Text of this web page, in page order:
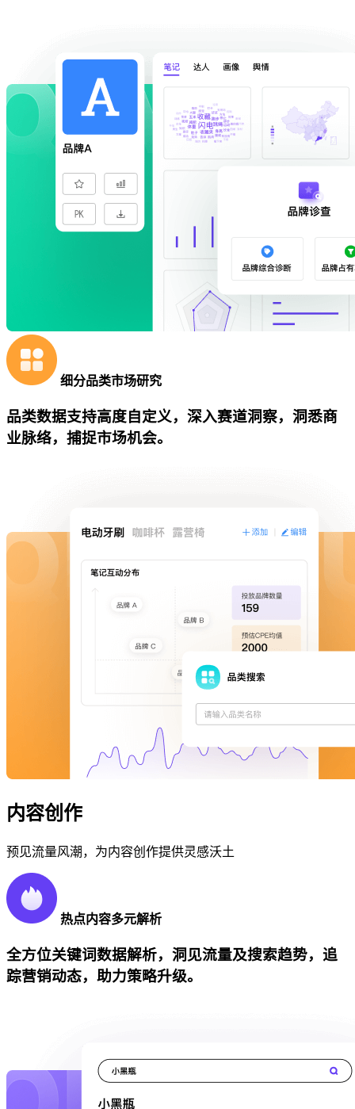
细分品类市场研究
品类数据支持高度自定义，深入赛道洞察，洞悉商
业脉络，捕捉市场机会。
内容创作
预见流量风潮，为内容创作提供灵感沃土
热点内容多元解析
全方位关键词数据解析，洞见流量及搜索趋势，追
踪营销动态，助力策略升级。